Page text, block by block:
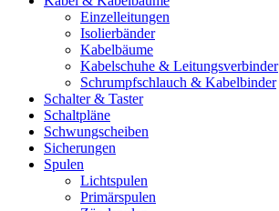
Einzelleitungen
Isolierbänder
Kabelbäume
Kabelschuhe & Leitungsverbinder
Schrumpfschlauch & Kabelbinder
Schalter & Taster
Schaltpläne
Schwungscheiben
Sicherungen
Spulen
Lichtspulen
Primärspulen